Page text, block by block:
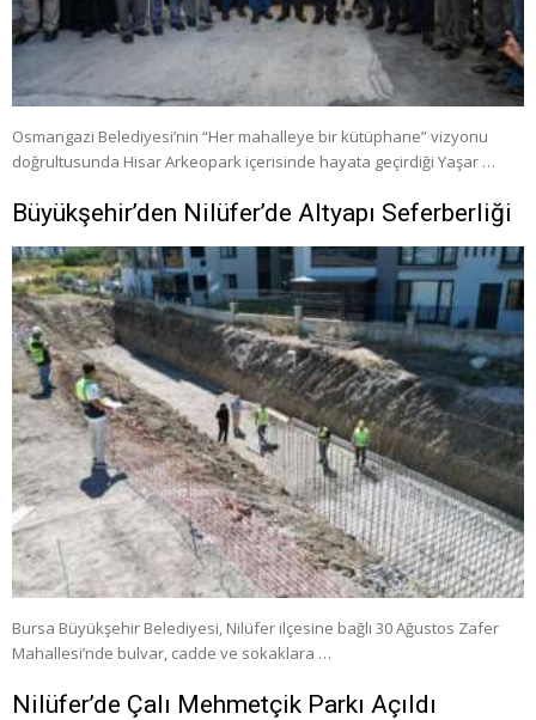
Osmangazi Belediyesi’nin “Her mahalleye bir kütüphane” vizyonu
doğrultusunda Hisar Arkeopark içerisinde hayata geçirdiği Yaşar …
Büyükşehir’den Nilüfer’de Altyapı Seferberliği
Bursa Büyükşehir Belediyesi, Nilüfer ilçesine bağlı 30 Ağustos Zafer
Mahallesi’nde bulvar, cadde ve sokaklara …
Nilüfer’de Çalı Mehmetçik Parkı Açıldı